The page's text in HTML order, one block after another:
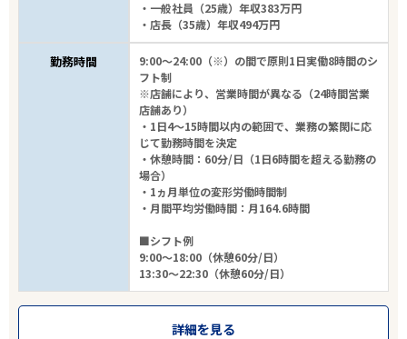
・一般社員（25歳）年収383万円
・店長（35歳）年収494万円
勤務時間
9:00～24:00（※）の間で原則1日実働8時間のシ
フト制
※店舗により、営業時間が異なる（24時間営業
店舗あり）
・1日4～15時間以内の範囲で、業務の繁閑に応
じて勤務時間を決定
・休憩時間：60分/日（1日6時間を超える勤務の
場合）
・1ヵ月単位の変形労働時間制
・月間平均労働時間：月164.6時間
■シフト例
9:00～18:00（休憩60分/日）
13:30～22:30（休憩60分/日）
詳細を見る